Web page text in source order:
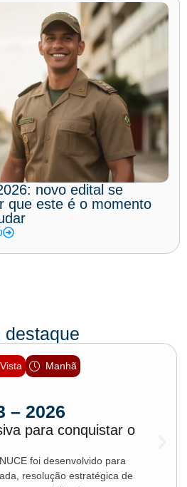
novo edital se
que este é o momento
destaque
Manhã
– 2026
para conquistar o
foi desenvolvido para
resolução estratégica de